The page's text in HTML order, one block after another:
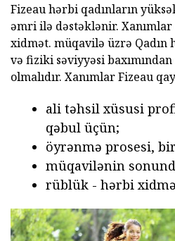
Fizeau hərbi qadınların
əmri ilə dəstəklənir.
xidmət. müqavilə üzrə Qadın
və fiziki səviyyəsi
olmalıdır. Xanımlar Fizeau
ali təhsil xüsusi
qəbul üçün;
öyrənmə prosesi,
müqavilənin
rüblük - hərbi